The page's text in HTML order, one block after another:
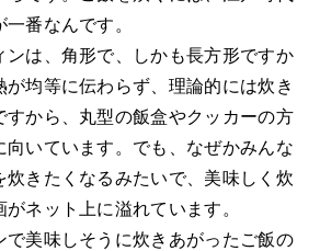
番なんです。
ンは、角形で、しかも長方形ですか
が均等に伝わらず、理論的には炊き
すから、丸型の飯盒やクッカーの方
向いています。でも、なぜかみんな
炊きたくなるみたいで、美味しく炊
ネット上に溢れています。
で美味しそうに炊きあがったご飯の